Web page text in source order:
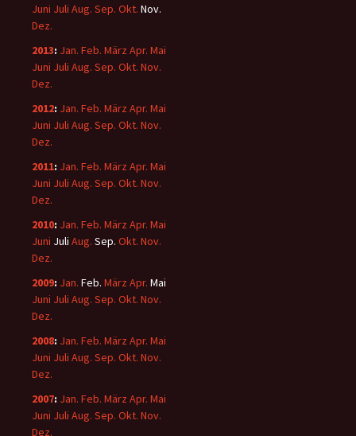
Juni Juli Aug. Sep. Okt. Nov.
Dez.
2013: Jan. Feb. März Apr. Mai
Juni Juli Aug. Sep. Okt. Nov.
Dez.
2012: Jan. Feb. März Apr. Mai
Juni Juli Aug. Sep. Okt. Nov.
Dez.
2011: Jan. Feb. März Apr. Mai
Juni Juli Aug. Sep. Okt. Nov.
Dez.
2010: Jan. Feb. März Apr. Mai
Juni Juli Aug. Sep. Okt. Nov.
Dez.
2009: Jan. Feb. März Apr. Mai
Juni Juli Aug. Sep. Okt. Nov.
Dez.
2008: Jan. Feb. März Apr. Mai
Juni Juli Aug. Sep. Okt. Nov.
Dez.
2007: Jan. Feb. März Apr. Mai
Juni Juli Aug. Sep. Okt. Nov.
Dez.